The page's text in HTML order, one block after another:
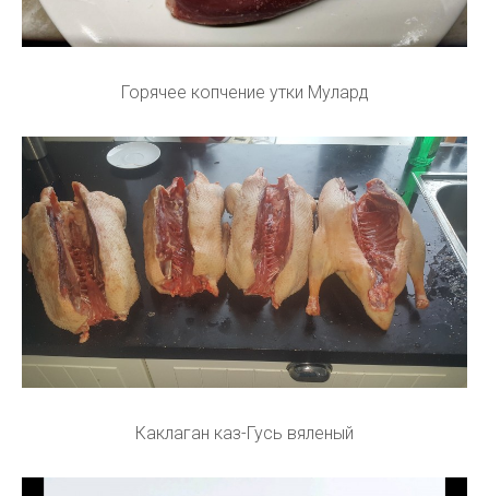
Горячее копчение утки Мулард
Каклаган каз-Гусь вяленый